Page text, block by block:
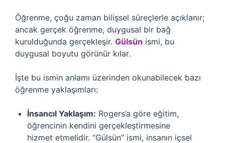
Öğrenme, çoğu zaman bilişsel süreçlerle açıklanır;
ancak gerçek öğrenme, duygusal bir bağ
kurulduğunda gerçekleşir. Gülsün ismi, bu
duygusal boyutu görünür kılar.
İşte bu ismin anlamı üzerinden okunabilecek bazı
öğrenme yaklaşımları:
İnsancıl Yaklaşım: Rogers’a göre eğitim,
öğrencinin kendini gerçekleştirmesine
hizmet etmelidir. “Gülsün” ismi, insanın içsel